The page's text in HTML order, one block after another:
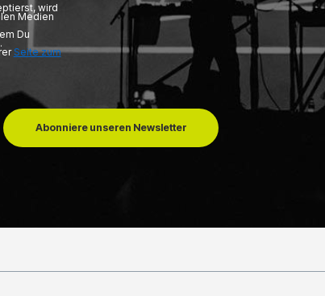
wird
Medien
Du
Seite zum
Abonniere unseren Newsletter